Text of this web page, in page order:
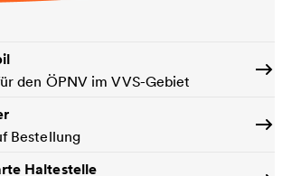
den ÖPNV im VVS-Gebiet
Bestellung
Haltestelle